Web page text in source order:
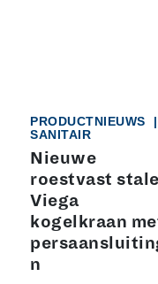
PRODUCTNIEUWS
|
SANITAIR
Nieuwe
roestvast
Viega
kogelkraan
n